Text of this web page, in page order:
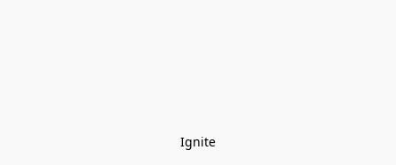
Ignite